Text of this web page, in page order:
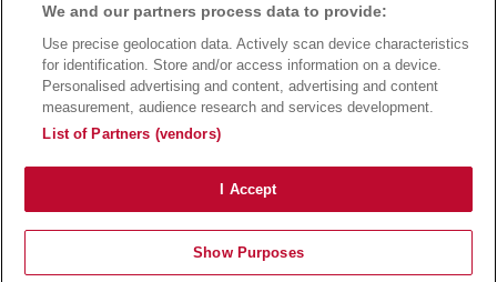
Vergleich
Alle Anbieter auf dieser Webseite sind offiziell in Deutschland
Bundesligatrend Fussball Bundesliga Tipps
Verantwortung!
We and our partners process data to provide:
Use precise geolocation data. Actively scan device characteristics
for identification. Store and/or access information on a device.
Personalised advertising and content, advertising and content
measurement, audience research and services development.
List of Partners (vendors)
I Accept
Show Purposes